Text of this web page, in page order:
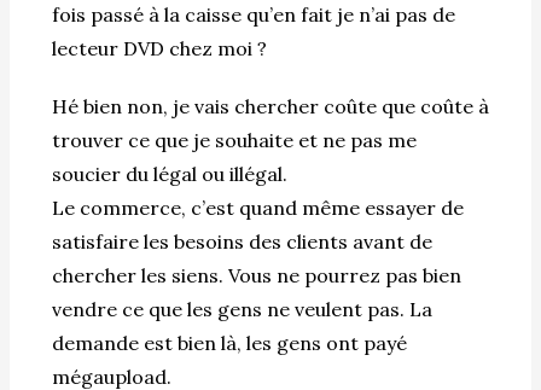
fois passé à la caisse qu’en fait je n’ai pas de
lecteur DVD chez moi ?
Hé bien non, je vais chercher coûte que coûte à
trouver ce que je souhaite et ne pas me
soucier du légal ou illégal.
Le commerce, c’est quand même essayer de
satisfaire les besoins des clients avant de
chercher les siens. Vous ne pourrez pas bien
vendre ce que les gens ne veulent pas. La
demande est bien là, les gens ont payé
mégaupload.